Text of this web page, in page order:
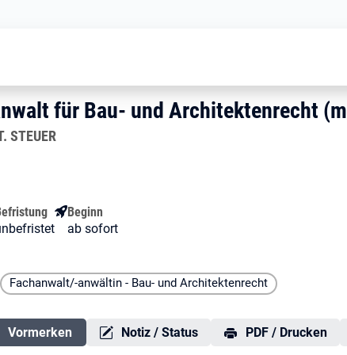
/ Fachanwalt für Bau-
für Bau- und
für Bau- und
für Bau- und Architektenrecht
STEUER
Beginn
ab sofort
Fachanwalt/-anwältin - Bau- und Architektenrecht
Vormerken Notiz / Status PDF / Drucken